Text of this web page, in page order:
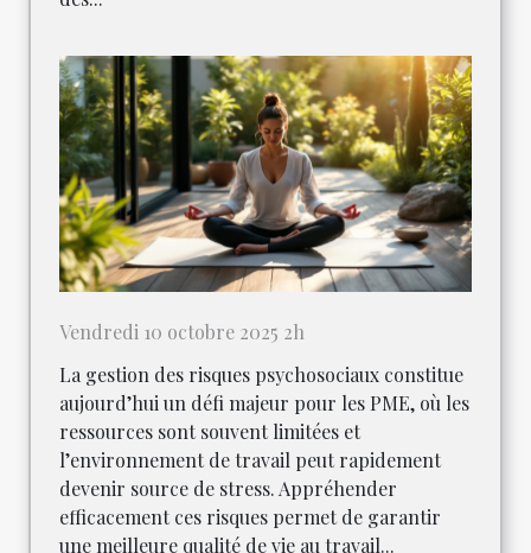
Vendredi 10 octobre 2025 2h
La gestion des risques psychosociaux constitue
aujourd’hui un défi majeur pour les PME, où les
ressources sont souvent limitées et
l’environnement de travail peut rapidement
devenir source de stress. Appréhender
efficacement ces risques permet de garantir
une meilleure qualité de vie au travail...